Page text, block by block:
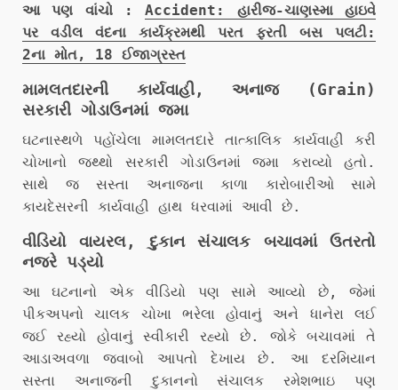
આ પણ વાંચો :Accident: હારીજ-ચાણસ્મા હાઇવે
પર વડીલ વંદના કાર્યક્રમથી પરત ફરતી બસ પલટી:
2ના મોત, 18 ઈજાગ્રસ્ત
મામલતદારની કાર્યવાહી, અનાજ (Grain)
સરકારી ગોડાઉનમાં જમા
ઘટનાસ્થળે પહોંચેલા મામલતદારે તાત્કાલિક કાર્યવાહી કરી
ચોખાનો જથ્થો સરકારી ગોડાઉનમાં જમા કરાવ્યો હતો.
સાથે જ સસ્તા અનાજના કાળા કારોબારીઓ સામે
કાયદેસરની કાર્યવાહી હાથ ધરવામાં આવી છે.
વીડિયો વાયરલ, દુકાન સંચાલક બચાવમાં ઉતરતો
નજરે પડ્યો
આ ઘટનાનો એક વીડિયો પણ સામે આવ્યો છે, જેમાં
પીકઅપનો ચાલક ચોખા ભરેલા હોવાનું અને ધાનેરા લઈ
જઈ રહ્યો હોવાનું સ્વીકારી રહ્યો છે. જોકે બચાવમાં તે
આડાઅવળા જવાબો આપતો દેખાય છે. આ દરમિયાન
સસ્તા અનાજની દુકાનનો સંચાલક રમેશભાઇ પણ